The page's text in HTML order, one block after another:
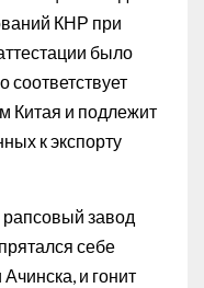
КНР при
было
соответствует
Китая и подлежит
к экспорту
рапсовый завод
себе
и гонит